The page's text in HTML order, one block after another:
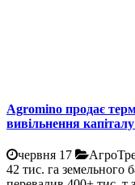
Agromino продає
вивільнення
червня 17
42 тис. га земельного